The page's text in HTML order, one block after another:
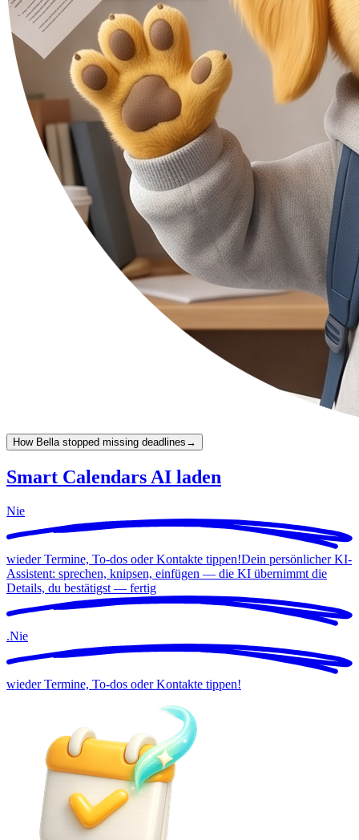
How Bella stopped missing deadlines →
Smart Calendars AI laden
Nie
wieder Termine, To-dos oder Kontakte tippen!Dein persönlicher KI-
Assistent: sprechen, knipsen, einfügen — die KI übernimmt die
Details, du bestätigst — fertig
.Nie
wieder Termine, To-dos oder Kontakte tippen!